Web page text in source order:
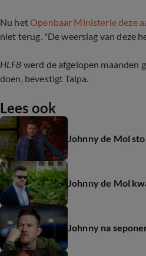
Nu hetOpenbaar Ministerie deze
niet terug. "De weerslag van deze
HLF8 werd de afgelopen maanden
doen, bevestigt Talpa.
Lees ook
Johnny de Mol
Johnny de Mol
Johnny na